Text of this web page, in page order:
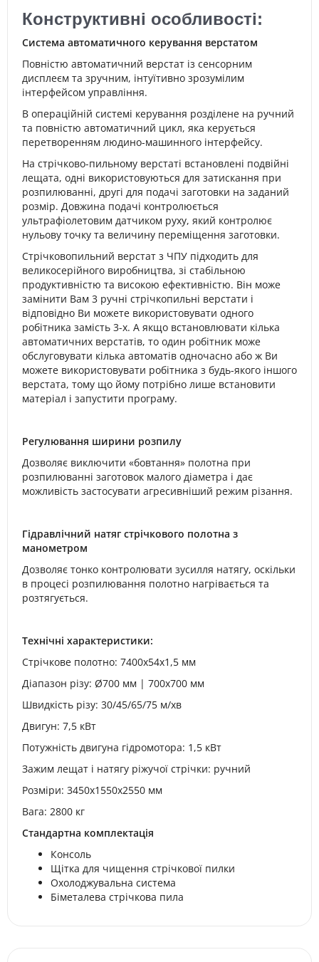
Конструктивні особливості:
Система автоматичного керування верстатом
Повністю автоматичний верстат із сенсорним
дисплеєм та зручним, інтуїтивно зрозумілим
інтерфейсом управління.
В операційній системі керування розділене на ручний
та повністю автоматичний цикл, яка керується
перетворенням людино-машинного інтерфейсу.
На стрічково-пильному верстаті встановлені подвійні
лещата, одні використовуються для затискання при
розпилюванні, другі для подачі заготовки на заданий
розмір. Довжина подачі контролюється
ультрафіолетовим датчиком руху, який контролює
нульову точку та величину переміщення заготовки.
Стрічковопильний верстат з ЧПУ підходить для
великосерійного виробництва, зі стабільною
продуктивністю та високою ефективністю. Він може
замінити Вам 3 ручні стрічкопильні верстати і
відповідно Ви можете використовувати одного
робітника замість 3-х. А якщо встановлювати кілька
автоматичних верстатів, то один робітник може
обслуговувати кілька автоматів одночасно або ж Ви
можете використовувати робітника з будь-якого іншого
верстата, тому що йому потрібно лише встановити
матеріал і запустити програму.
Регулювання ширини розпилу
Дозволяє виключити «бовтання» полотна при
розпилюванні заготовок малого діаметра і дає
можливість застосувати агресивніший режим різання.
Гідравлічний натяг стрічкового полотна з
манометром
Дозволяє тонко контролювати зусилля натягу, оскільки
в процесі розпилювання полотно нагрівається та
розтягується.
Технічні характеристики:
Стрічкове полотно: 7400x54x1,5 мм
Діапазон різу: Ø700 мм | 700х700 мм
Швидкість різу: 30/45/65/75 м/хв
Двигун: 7,5 кВт
Потужність двигуна гідромотора: 1,5 кВт
Зажим лещат і натягу ріжучої стрічки: ручний
Розміри: 3450х1550х2550 мм
Вага: 2800 кг
Стандартна комплектація
Консоль
Щітка для чищення стрічкової пилки
Охолоджувальна система
Біметалева стрічкова пила